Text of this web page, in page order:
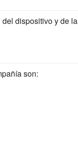
dispositivo y de la
son: